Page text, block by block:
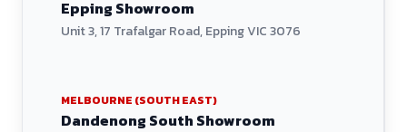
Epping Showroom
Unit 3, 17 Trafalgar Road, Epping VIC 3076
MELBOURNE (SOUTH EAST)
Dandenong South Showroom